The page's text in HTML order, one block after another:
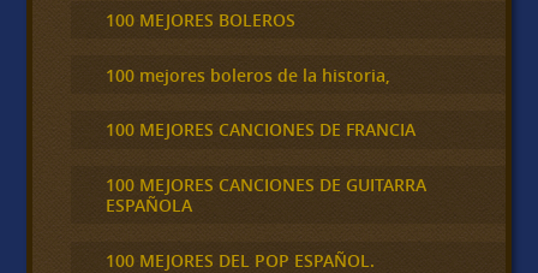
100 MEJORES BOLEROS
100 mejores boleros de la historia,
100 MEJORES CANCIONES DE FRANCIA
100 MEJORES CANCIONES DE GUITARRA
ESPAÑOLA
100 MEJORES DEL POP ESPAÑOL.